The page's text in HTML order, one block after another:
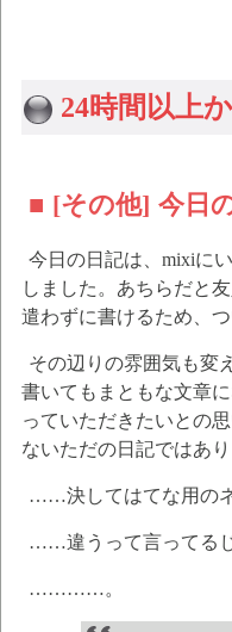
24時間以上
■ [その他] 今日
今日の日記は、mixiに
しました。あちらだと
遣わずに書けるため、
その辺りの雰囲気も変
書いてもまともな文章
っていただきたいとの
ないただの日記ではあ
……決してはてな用の
……違うって言ってるじ
…………。